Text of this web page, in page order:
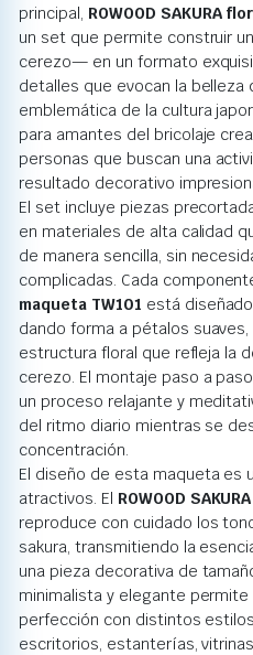
principal, ROWOOD SAKURA
un set que permite construir
cerezo— en un formato
detalles que evocan la belleza
emblemática de la cultura
para amantes del bricolaje
personas que buscan una
resultado decorativo
El set incluye piezas
en materiales de alta calidad
de manera sencilla, sin
complicadas. Cada
maqueta TW101 está
dando forma a pétalos
estructura floral que refleja la
cerezo. El montaje paso a
un proceso relajante y
del ritmo diario mientras se
concentración.
El diseño de esta maqueta es
atractivos. El ROWOOD
reproduce con cuidado los
sakura, transmitiendo la
una pieza decorativa de
minimalista y elegante
perfección con distintos
escritorios, estanterías,